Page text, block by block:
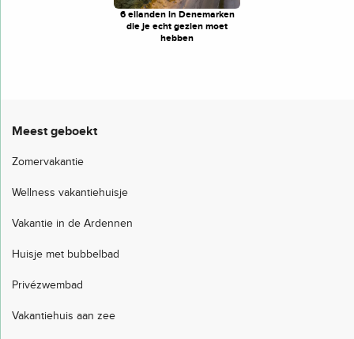
6 eilanden in Denemarken
die je echt gezien moet
hebben
Meest geboekt
Zomervakantie
Wellness vakantiehuisje
Vakantie in de Ardennen
Huisje met bubbelbad
Privézwembad
Vakantiehuis aan zee